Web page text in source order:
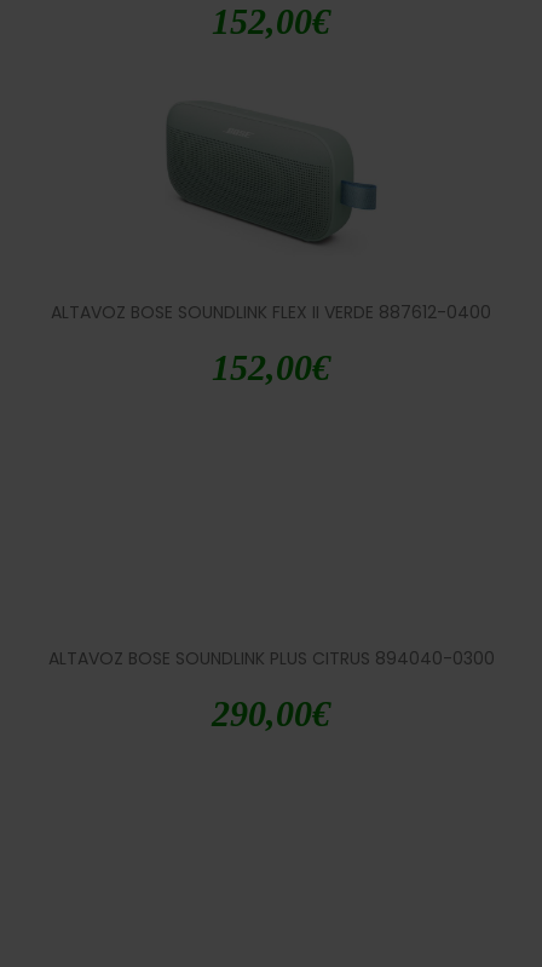
152,00€
ALTAVOZ BOSE SOUNDLINK FLEX II VERDE 887612-0400
152,00€
ALTAVOZ BOSE SOUNDLINK PLUS CITRUS 894040-0300
290,00€